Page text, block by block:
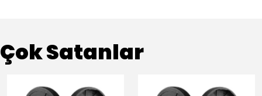
Çok Satanlar